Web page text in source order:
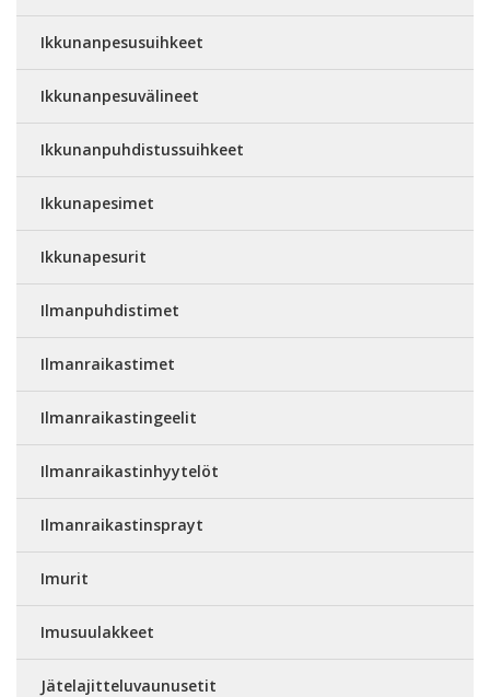
Ikkunanpesusuihkeet
Ikkunanpesuvälineet
Ikkunanpuhdistussuihkeet
Ikkunapesimet
Ikkunapesurit
Ilmanpuhdistimet
Ilmanraikastimet
Ilmanraikastingeelit
Ilmanraikastinhyytelöt
Ilmanraikastinsprayt
Imurit
Imusuulakkeet
Jätelajitteluvaunusetit